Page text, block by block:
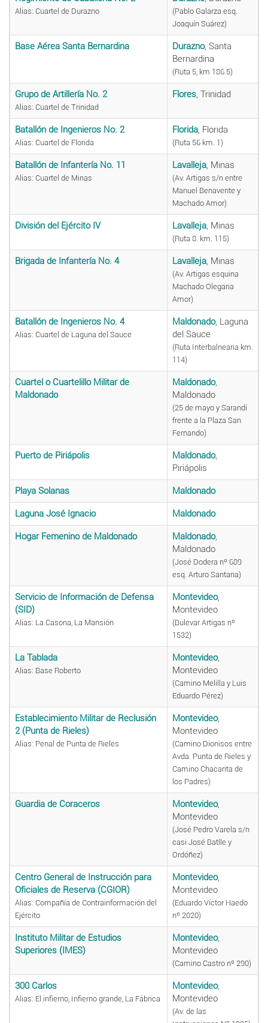
Alias: Cuartel de Durazno
(Pablo Galarza esq.
Joaquín Suárez)
Base Aérea Santa Bernardina Durazno, Santa
Bernardina
(Ruta 5, km 186.5)
Grupo de Artillería No. 2
Alias: Cuartel de Trinidad
Flores, Trinidad
Batallón de Ingenieros No. 2
Alias: Cuartel de Florida
Florida, Florida
(Ruta 56 km. 1)
Batallón de Infantería No. 11
Alias: Cuartel de Minas
Lavalleja, Minas
(Av. Artigas s/n entre
Manuel Benavente y
Machado Amor)
División del Ejército IV Lavalleja, Minas
(Ruta 8. km. 115)
Brigada de Infantería No. 4 Lavalleja, Minas
(Av. Artigas esquina
Machado Olegaria
Amor)
Batallón de Ingenieros No. 4
Alias: Cuartel de Laguna del Sauce
Maldonado, Laguna
del Sauce
(Ruta Interbalnearia km.
114)
Cuartel o Cuartelillo Militar de
Maldonado
Maldonado,
Maldonado
(25 de mayo y Sarandí
frente a la Plaza San
Fernando)
Puerto de Piriápolis Maldonado,
Piriápolis
Playa Solanas Maldonado
Laguna José Ignacio Maldonado
Hogar Femenino de Maldonado Maldonado,
Maldonado
(José Dodera nº 689
esq. Arturo Santana)
Servicio de Información de Defensa
(SID)
Alias: La Casona, La Mansión
Montevideo,
Montevideo
(Bulevar Artigas nº
1532)
La Tablada
Alias: Base Roberto
Montevideo,
Montevideo
(Camino Melilla y Luis
Eduardo Pérez)
Establecimiento Militar de Reclusión
2 (Punta de Rieles)
Alias: Penal de Punta de Rieles
Montevideo,
Montevideo
(Camino Dionisos entre
Avda. Punta de Rieles y
Camino Chacarita de
los Padres)
Guardia de Coraceros Montevideo,
Montevideo
(José Pedro Varela s/n
casi José Batlle y
Ordóñez)
Centro General de Instrucción para
Oficiales de Reserva (CGIOR)
Alias: Compañía de Contrainformación del
Ejército
Montevideo,
Montevideo
(Eduardo Víctor Haedo
nº 2020)
Instituto Militar de Estudios
Superiores (IMES)
Montevideo,
Montevideo
(Camino Castro nº 290)
300 Carlos
Alias: El infierno, Infierno grande, La Fábrica
Montevideo,
Montevideo
(Av. de las